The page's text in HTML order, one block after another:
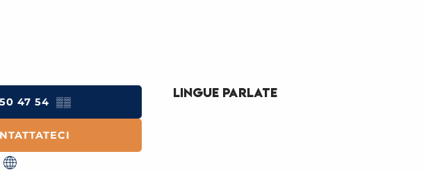
47 54 ▒▒
Lingue parlate
Lingue parlate